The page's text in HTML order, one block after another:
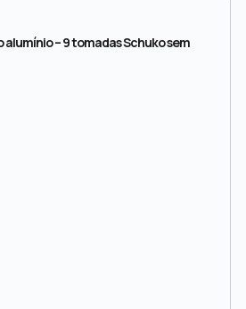
– 9 tomadas Schuko sem